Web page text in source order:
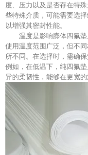
度、压力以及是否存在特
些特殊介质，可能需要选
以增强其密封性能。
温度是影响膨体四氟垫
使用温度范围广泛，但不
所不同。在选择时，需确
例如，在低温下，纯四氟
异的柔韧性，能够在更宽